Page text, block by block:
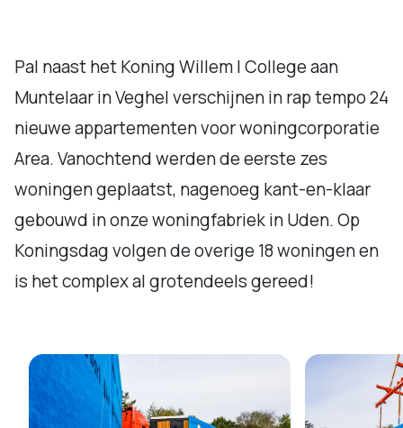
Pal naast het Koning Willem I College aan
Muntelaar in Veghel verschijnen in rap tempo 24
nieuwe appartementen voor woningcorporatie
Area. Vanochtend werden de eerste zes
woningen geplaatst, nagenoeg kant-en-klaar
gebouwd in onze woningfabriek in Uden. Op
Koningsdag volgen de overige 18 woningen en
is het complex al grotendeels gereed!